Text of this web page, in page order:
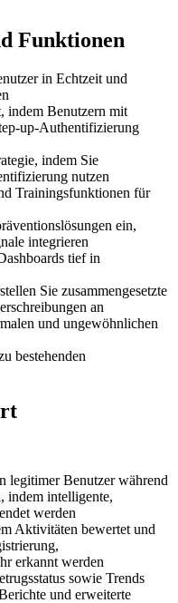
Funktionen
in Echtzeit und
indem Benutzern mit
up-Authentifizierung
indem Sie
nutzen
Trainingsfunktionen für
ein,
integrieren
tief in
Sie zusammengesetzte
an
und ungewöhnlichen
bestehenden
legitimer Benutzer während
indem intelligente,
werden
Aktivitäten bewertet und
erkannt werden
sowie Trends
und erweiterte